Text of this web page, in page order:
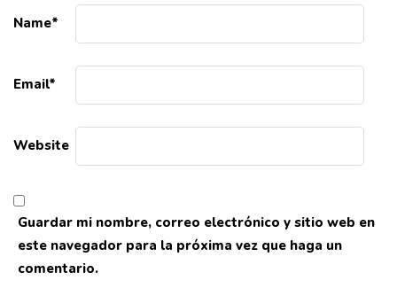
Name*
Email*
Website
Guardar mi nombre, correo electrónico y sitio web en
este navegador para la próxima vez que haga un
comentario.